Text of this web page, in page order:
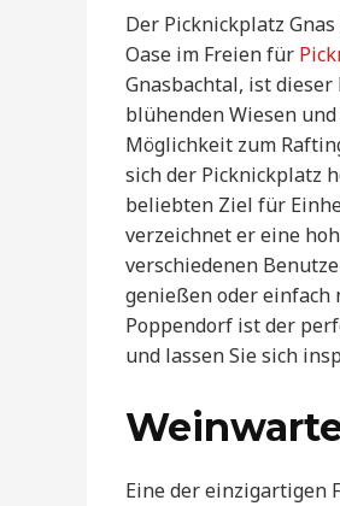
Der Picknickplatz
Oase im Freien für
Gnasbachtal, ist
blühenden Wiesen
Möglichkeit zum
sich der Picknickplatz
beliebten Ziel für
verzeichnet er eine
verschiedenen
genießen oder einfach
Poppendorf ist der
und lassen Sie sich
Eine der einzigartigen